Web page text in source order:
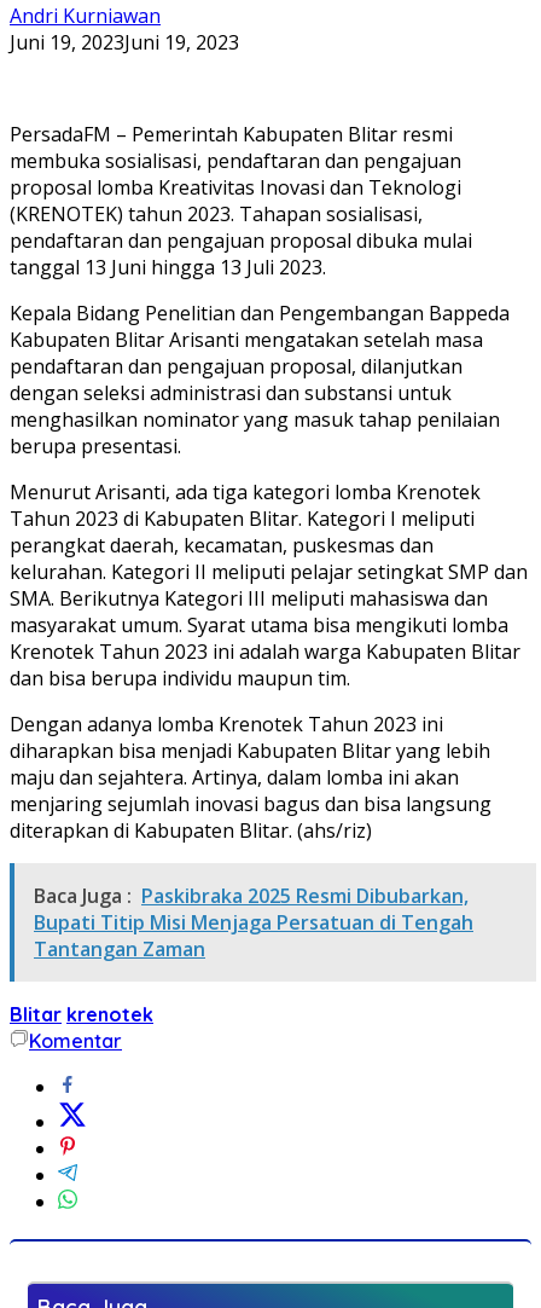
Andri Kurniawan
Juni 19, 2023Juni 19, 2023
PersadaFM – Pemerintah Kabupaten Blitar resmi
membuka sosialisasi, pendaftaran dan pengajuan
proposal lomba Kreativitas Inovasi dan Teknologi
(KRENOTEK) tahun 2023. Tahapan sosialisasi,
pendaftaran dan pengajuan proposal dibuka mulai
tanggal 13 Juni hingga 13 Juli 2023.
Kepala Bidang Penelitian dan Pengembangan Bappeda
Kabupaten Blitar Arisanti mengatakan setelah masa
pendaftaran dan pengajuan proposal, dilanjutkan
dengan seleksi administrasi dan substansi untuk
menghasilkan nominator yang masuk tahap penilaian
berupa presentasi.
Menurut Arisanti, ada tiga kategori lomba Krenotek
Tahun 2023 di Kabupaten Blitar. Kategori I meliputi
perangkat daerah, kecamatan, puskesmas dan
kelurahan. Kategori II meliputi pelajar setingkat SMP dan
SMA. Berikutnya Kategori III meliputi mahasiswa dan
masyarakat umum. Syarat utama bisa mengikuti lomba
Krenotek Tahun 2023 ini adalah warga Kabupaten Blitar
dan bisa berupa individu maupun tim.
Dengan adanya lomba Krenotek Tahun 2023 ini
diharapkan bisa menjadi Kabupaten Blitar yang lebih
maju dan sejahtera. Artinya, dalam lomba ini akan
menjaring sejumlah inovasi bagus dan bisa langsung
diterapkan di Kabupaten Blitar. (ahs/riz)
Baca Juga : Paskibraka 2025 Resmi Dibubarkan,
Bupati Titip Misi Menjaga Persatuan di Tengah
Tantangan Zaman
Blitar krenotek
Komentar